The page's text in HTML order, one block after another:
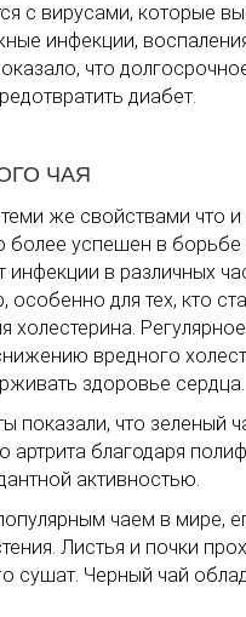
с вирусами, которые
инфекции,
что
диабет.
ЧАЯ
же свойствами что и
более успешен в борьбе
в различных
для тех, кто
вредного
здоровье сердца.
показали, что зеленый
артрита благодаря
активностью.
чаем в мире,
Листья и почки
сушат. Черный чай